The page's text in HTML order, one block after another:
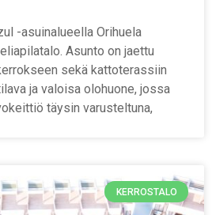
-asuinalueella Orihuela
Asunto on jaettu
sekä kattoterassiin
ja valoisa olohuone, jossa
täysin varusteltuna,
KERROSTALO